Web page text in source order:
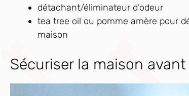
détachant/éliminateur d’odeur
tea tree oil ou pomme amère pour
maison
Sécuriser la maison